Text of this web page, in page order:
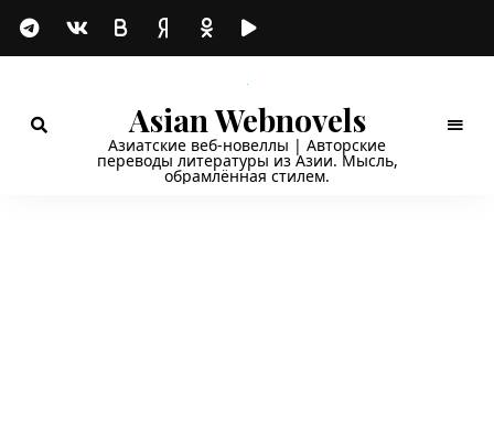
Asian Webnovels
Азиатские веб-новеллы | Авторские
переводы литературы из Азии. Мысль,
обрамлённая стилем.